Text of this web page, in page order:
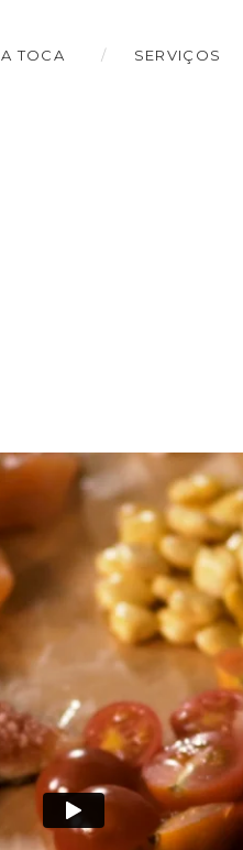
A TOCA SERVIÇOS